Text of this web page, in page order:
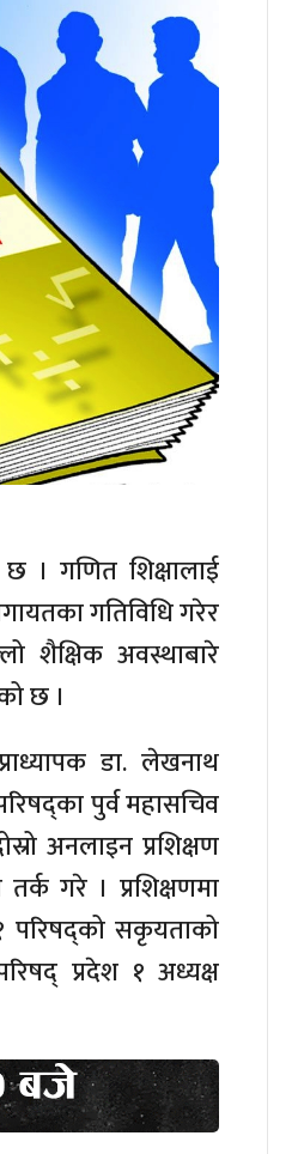
। गणित शिक्षालाई
गतिविधि गरेर
शैक्षिक अवस्थाबारे
छ ।
डा. लेखनाथ
पुर्व महासचिव
अनलाइन प्रशिक्षण
गरे । प्रशिक्षणमा
परिषद्को सकृयताको
प्रदेश १ अध्यक्ष